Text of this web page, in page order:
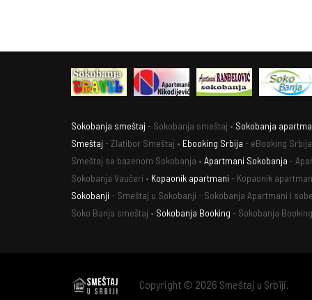
Sokobanja smeštaj - Sokobanja smeštaj • Sokobanja
Smeštaj - Zlatibor Smeštaj • Ebooking Srbija - eBooking
Smeštaj sa bazenom Sokobanja • Apartmani Sokobanja -
Sokobanja Vaučeri • Kopaonik apartmani - Kopaonik
Sokobanji - Smeštaj u Sokobanji - Sokobanja Apartmani i
Soko Banja smeštaj • Sokobanja Booking - Sokobanja
Copyright © 2026 Smeštaj u Srbiji.